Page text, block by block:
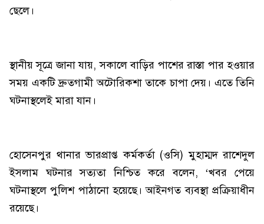
ছেলে।
স্থানীয় সূত্রে জানা যায়, সকালে বাড়ির পাশের রাস্তা পার হওয়ার
সময় একটি দ্রুতগামী অটোরিকশা তাকে চাপা দেয়। এতে তিনি
ঘটনাস্থলেই মারা যান।
হোসেনপুর থানার ভারপ্রাপ্ত কর্মকর্তা (ওসি) মুহাম্মদ রাশেদুল
ইসলাম ঘটনার সত্যতা নিশ্চিত করে বলেন, ‘খবর পেয়ে
ঘটনাস্থলে পুলিশ পাঠানো হয়েছে। আইনগত ব্যবস্থা প্রক্রিয়াধীন
রয়েছে।